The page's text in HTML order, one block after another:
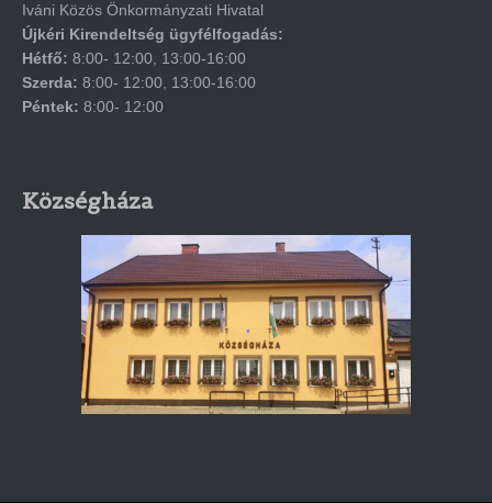
Iváni Közös Önkormányzati Hivatal
Újkéri Kirendeltség ügyfélfogadás:
Hétfő: 8:00- 12:00, 13:00-16:00
Szerda: 8:00- 12:00, 13:00-16:00
Péntek: 8:00- 12:00
Községháza